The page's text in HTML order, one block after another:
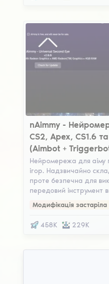
nAimmy -
CS2, Apex, CS1.6
(Aimbot +
Нейромережа для аіму
ігор. Надзвичайно
проте безпечна для
передовий інструмент
Модифікація застаріла
458K 229K